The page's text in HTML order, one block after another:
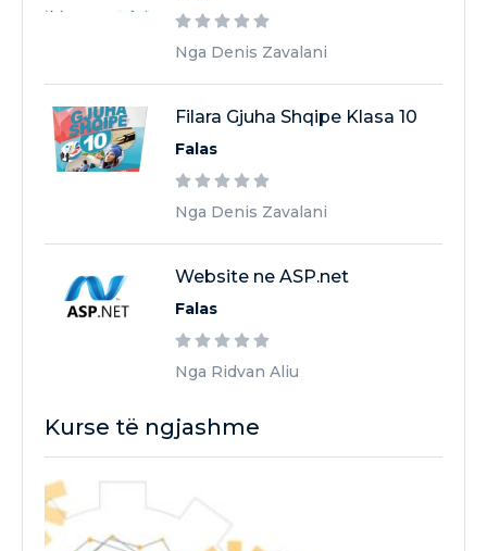
Kurse të ngjashme
Nga Denis Zavalani
Filara Gjuha Shqipe Klasa 10
Falas
Nga Denis Zavalani
Website ne ASP.net
Falas
Nga Ridvan Aliu